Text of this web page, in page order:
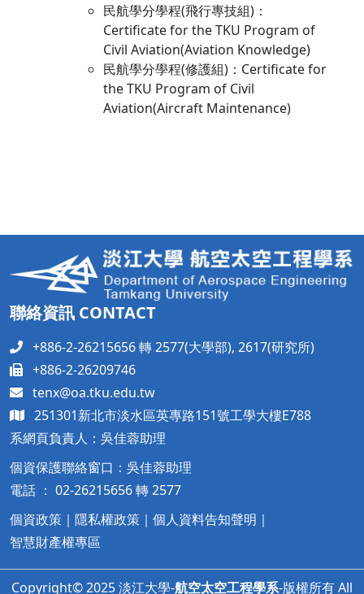
民航學分學程(飛行專技組)：
Certificate for the TKU Program of
Civil Aviation(Aviation Knowledge)
民航學分學程(修護組)：Certificate for
the TKU Program of Civil
Aviation(Aircraft Maintenance)
聯絡資訊 CONTACT
+886-2-26215656 轉 2577(大學部), 2617(研究所)
+886-2-26209746
tenx@oa.tku.edu.tw
251301新北市淡水區英專路151號工學大樓E788
系網頁負責人：吳佳蓉助理
個資保護聯絡窗口：吳佳蓉助理
電話 ： 02-26215656 轉 2577
個資政策 ｜ 隱私權政策 ｜ 個人資料告知聲明 ｜
智慧財產權專區
Copyright© 2025 淡江大學-航空太空工程學系-版權所有 All